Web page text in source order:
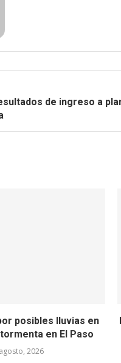
de ingreso a
posibles lluvias en
en El Paso
2026